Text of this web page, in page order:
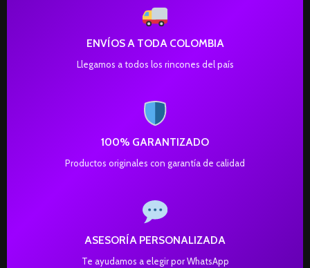
ENVÍOS A TODA COLOMBIA
Llegamos a todos los rincones del país
100% GARANTIZADO
Productos originales con garantía de calidad
ASESORÍA PERSONALIZADA
Te ayudamos a elegir por WhatsApp